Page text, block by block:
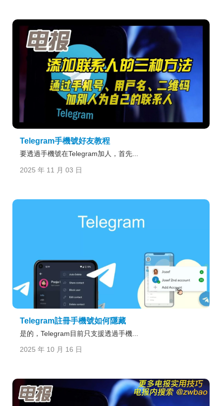
Telegram手機號好友教程
要透過手機號在Telegram加人，首先...
2025 年 11 月 03 日
Telegram註冊手機號如何隱藏
是的，Telegram目前只支援透過手機...
2025 年 10 月 16 日